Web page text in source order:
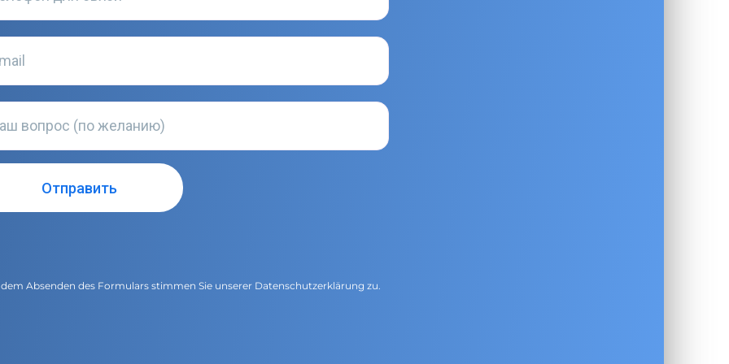
Absenden des Formulars stimmen Sie unserer Datenschutzerklärung zu.